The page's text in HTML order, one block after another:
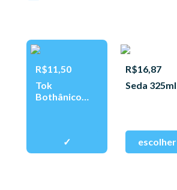
R$11,50
Tok
Bothânico
R$16,87
Seda 325ml